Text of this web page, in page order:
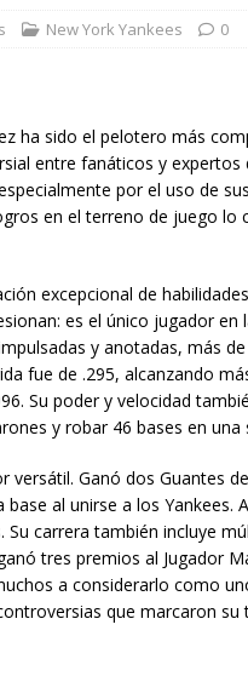
New York Yankees 0
ha sido el pelotero más
entre fanáticos y expertos
por el uso de
en el terreno de juego
excepcional de
es el único jugador
y anotadas, más
fue de .295, alcanzando
Su poder y velocidad
y robar 46 bases en
versátil. Ganó dos Guantes
al unirse a los Yankees.
Su carrera también incluye
tres premios al Jugador
a considerarlo como
que marcaron su